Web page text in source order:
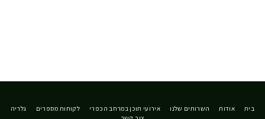
בית אודות השרותים שלנו אירועי תוכן במרחב הכפרי לקוחות מספרים
גלריה